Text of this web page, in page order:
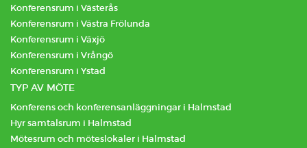
Konferensrum i Västerås
Konferensrum i Västra Frölunda
Konferensrum i Växjö
Konferensrum i Vrångö
Konferensrum i Ystad
TYP AV MÖTE
Konferens och konferensanläggningar i Halmstad
Hyr samtalsrum i Halmstad
Mötesrum och möteslokaler i Halmstad